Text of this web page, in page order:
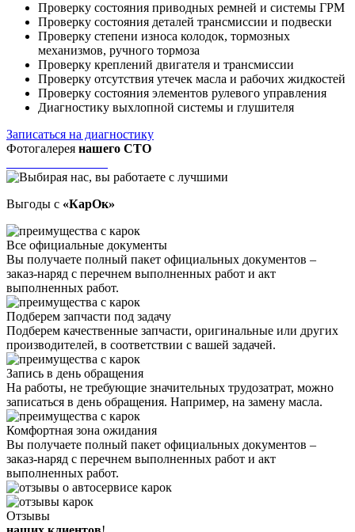
Проверку состояния приводных ремней и системы ГРМ
Проверку состояния деталей трансмиссии и подвески
Проверку степени износа колодок, тормозных
механизмов, ручного тормоза
Проверку креплений двигателя и трансмиссии
Проверку отсутствия утечек масла и рабочих жидкостей
Проверку состояния элементов рулевого управления
Диагностику выхлопной системы и глушителя
Записаться на диагностику
Фотогалерея нашего СТО
Выгоды с «КарОк»
Все официальные документы
Вы получаете полный пакет официальных документов –
заказ-наряд с перечнем выполненных работ и акт
выполненных работ.
Подберем запчасти под задачу
Подберем качественные запчасти, оригинальные или других
производителей, в соответствии с вашей задачей.
Запись в день обращения
На работы, не требующие значительных трудозатрат, можно
записаться в день обращения. Например, на замену масла.
Комфортная зона ожидания
Вы получаете полный пакет официальных документов –
заказ-наряд с перечнем выполненных работ и акт
выполненных работ.
Отзывы